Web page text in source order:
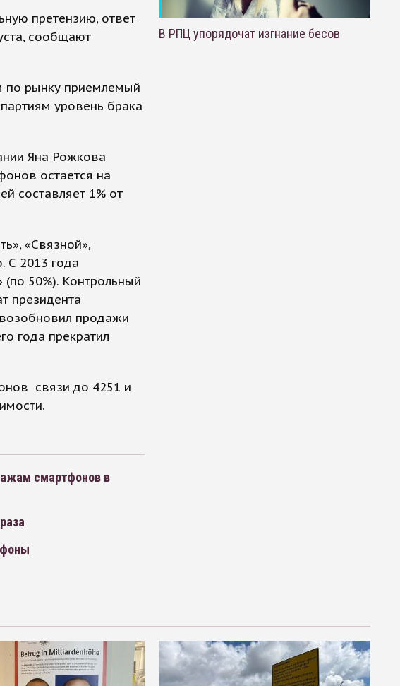
претензию, ответ
сообщают
по рынку приемлемый
уровень брака
Яна Рожкова
остается на
составляет 1% от
«Связной»,
С 2013 года
50%). Контрольный
президента
продажи
года прекратил
связи до 4251 и
смартфонов в
В РПЦ упорядочат изгнание бесов